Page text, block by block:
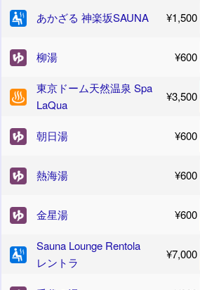
あかざる 神楽坂SAUNA ¥1,500
柳湯 ¥600
東京ドーム天然温泉 Spa
LaQua
¥3,500
朝日湯 ¥600
熱海湯 ¥600
金星湯 ¥600
Sauna Lounge Rentola
レントラ
¥7,000